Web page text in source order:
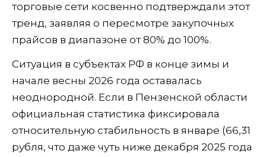
торговые сети косвенно подтверждали этот
тренд, заявляя о пересмотре закупочных
прайсов в диапазоне от 80% до 100%.
Ситуация в субъектах РФ в конце зимы и
начале весны 2026 года оставалась
неоднородной. Если в Пензенской области
официальная статистика фиксировала
относительную стабильность в январе (66,31
рубля, что даже чуть ниже декабря 2025 года